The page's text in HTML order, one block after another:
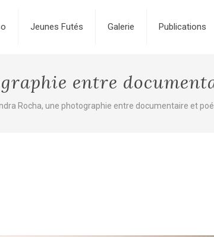
Jeunes Futés Galerie Publications
entre
Rocha, une photographie entre documentaire et